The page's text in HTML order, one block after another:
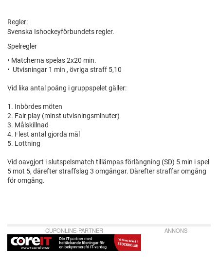
Regler:
Svenska Ishockeyförbundets regler.
Spelregler
• Matcherna spelas 2x20 min.
• Utvisningar 1 min , övriga straff 5,10
Vid lika antal poäng i gruppspelet gäller:
1. Inbördes möten
2. Fair play (minst utvisningsminuter)
3. Målskillnad
4. Flest antal gjorda mål
5. Lottning
Vid oavgjort i slutspelsmatch tillämpas förlängning (SD) 5 min i spel
5 mot 5, därefter straffslag 3 omgångar. Därefter straffar omgång
för omgång.
CUPONLINE-PARTNER ANNONS